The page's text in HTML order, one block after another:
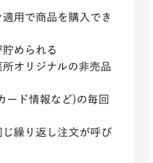
用で商品を購入でき
貯められる
オリジナルの非売品
ード情報など)の毎回
じ繰り返し注文が呼び